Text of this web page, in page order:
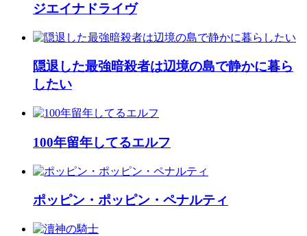
ジエイナドライヴ
隠退した最強暗殺者は辺境の島で静かに暮ら
したい
100年留年してるエルフ
ポッピン・ポッピン・ペナルティ